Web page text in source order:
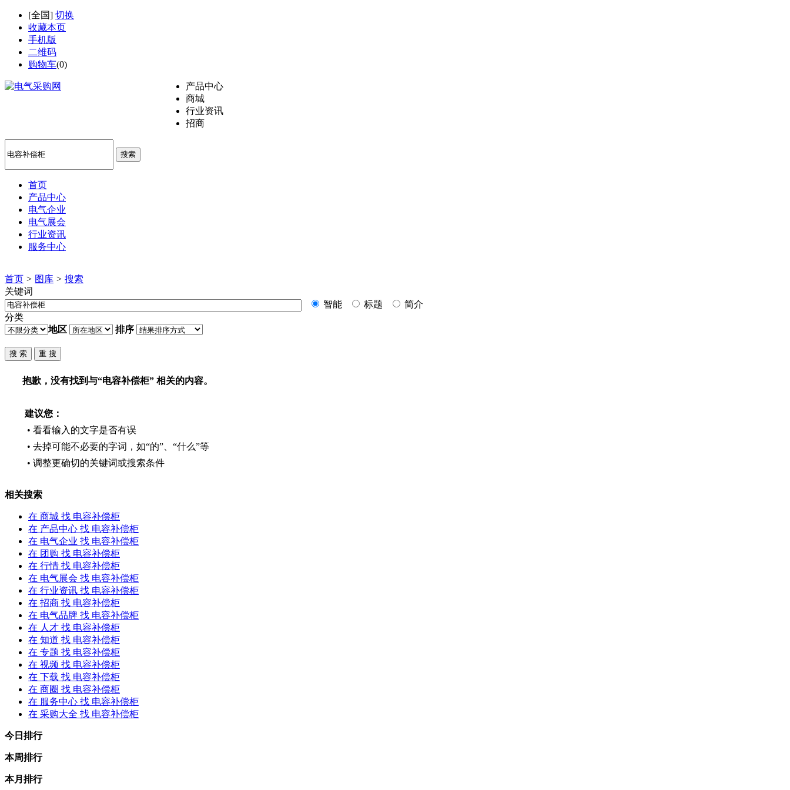
[全国] 切换
收藏本页
手机版
二维码
购物车(0)
产品中心
商城
行业资讯
招商
搜索
首页
产品中心
电气企业
电气展会
行业资讯
服务中心
首页 > 图库 > 搜索
关键词
智能
标题
简介
分类
地区
排序
抱歉，没有找到与“电容补偿柜” 相关的内容。
建议您：
• 看看输入的文字是否有误
• 去掉可能不必要的字词，如“的”、“什么”等
• 调整更确切的关键词或搜索条件
相关搜索
在 商城 找 电容补偿柜
在 产品中心 找 电容补偿柜
在 电气企业 找 电容补偿柜
在 团购 找 电容补偿柜
在 行情 找 电容补偿柜
在 电气展会 找 电容补偿柜
在 行业资讯 找 电容补偿柜
在 招商 找 电容补偿柜
在 电气品牌 找 电容补偿柜
在 人才 找 电容补偿柜
在 知道 找 电容补偿柜
在 专题 找 电容补偿柜
在 视频 找 电容补偿柜
在 下载 找 电容补偿柜
在 商圈 找 电容补偿柜
在 服务中心 找 电容补偿柜
在 采购大全 找 电容补偿柜
今日排行
本周排行
本月排行